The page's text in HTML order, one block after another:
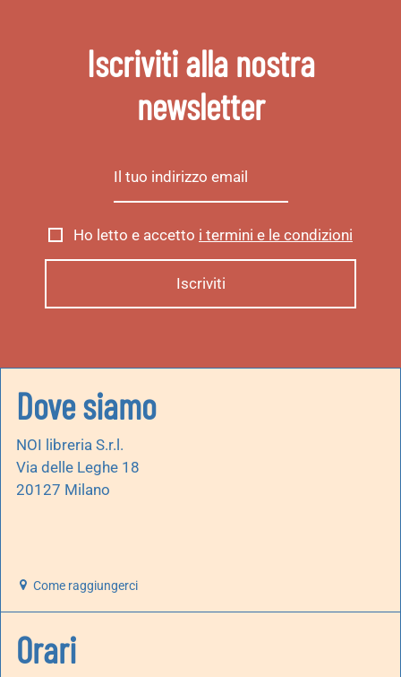
Iscriviti alla nostra
newsletter
Ho letto e accetto i termini e le condizioni
Dove siamo
NOI libreria S.r.l.
Via delle Leghe 18
20127 Milano
Come raggiungerci
Orari